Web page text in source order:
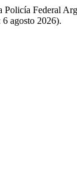
Federal
agosto 2026).